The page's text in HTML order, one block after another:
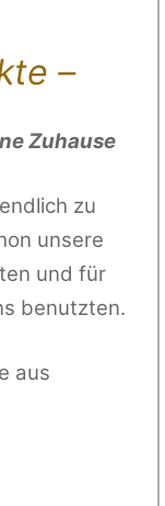
–
Zuhause
zu
unsere
und für
benutzten.
aus